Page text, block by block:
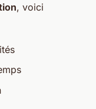
, voici